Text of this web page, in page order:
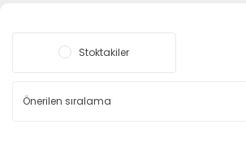
Stoktakiler